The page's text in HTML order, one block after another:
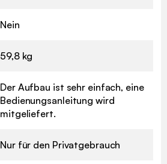
Nein
59,8 kg
Der Aufbau ist sehr einfach, eine
Bedienungsanleitung wird
mitgeliefert.
Nur für den Privatgebrauch